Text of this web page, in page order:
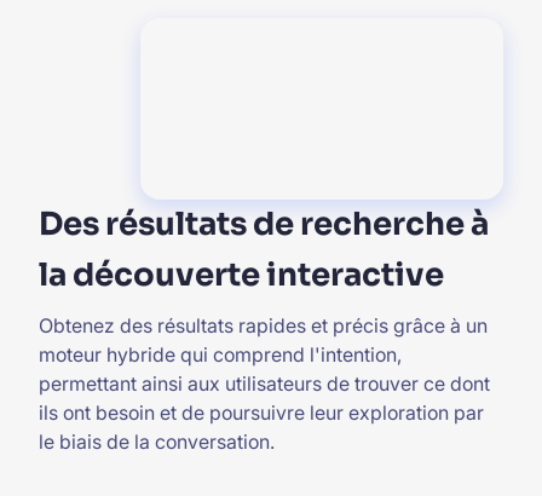
Des résultats de recherche à
la découverte interactive
Obtenez des résultats rapides et précis grâce à un
moteur hybride qui comprend l'intention,
permettant ainsi aux utilisateurs de trouver ce dont
ils ont besoin et de poursuivre leur exploration par
le biais de la conversation.